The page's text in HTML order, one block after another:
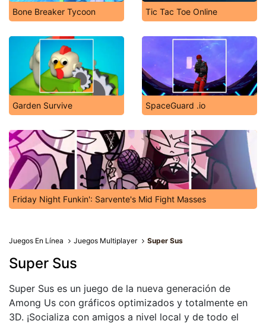
Bone Breaker Tycoon Tic Tac Toe Online
Garden Survive SpaceGuard .io
Friday Night Funkin': Sarvente's Mid Fight Masses
Juegos En Línea Juegos Multiplayer Super Sus
Super Sus
Super Sus es un juego de la nueva generación de
Among Us con gráficos optimizados y totalmente en
3D. ¡Socializa con amigos a nivel local y de todo el